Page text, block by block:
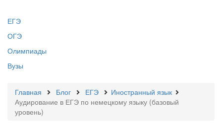
ЕГЭ
ОГЭ
Олимпиады
Вузы
Главная Блог ЕГЭ
Иностранный язык
Аудирование в ЕГЭ по немецкому языку (базовый
уровень)